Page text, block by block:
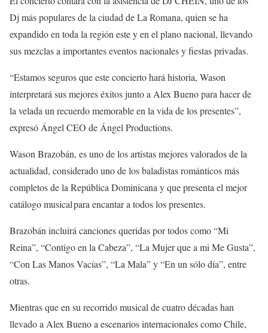
Dj más populares de la ciudad de La Romana, quien se ha
expandido en toda la región este y en el plano nacional, llevando
sus mezclas a importantes eventos nacionales y fiestas privadas.
“Estamos seguros que este concierto hará historia, Wason
interpretará sus mejores éxitos junto a Alex Bueno para hacer de
la velada un recuerdo memorable en la vida de los presentes”,
expresó Ángel CEO de Ángel Productions.
Wason Brazobán, es uno de los artistas mejores valorados de la
actualidad, considerado uno de los baladistas románticos más
completos de la República Dominicana y que presenta el mejor
catálogo musical para encantar a todos los presentes.
Brazobán incluirá canciones queridas por todos como “Mi
Reina”, “Contigo en la Cabeza”, “La Mujer que a mi Me Gusta”,
“Con Las Manos Vacías”, “La Mala” y “En un sólo día”, entre
otras.
Mientras que en su recorrido musical de cuatro décadas han
llevado a Alex Bueno a escenarios internacionales como Chile,